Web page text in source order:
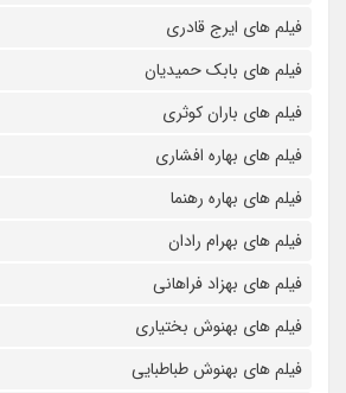
فیلم های ایرج قادری
فیلم های بابک حمیدیان
فیلم های باران کوثری
فیلم های بهاره افشاری
فیلم های بهاره رهنما
فیلم های بهرام رادان
فیلم های بهزاد فراهانی
فیلم های بهنوش بختیاری
فیلم های بهنوش طباطبایی